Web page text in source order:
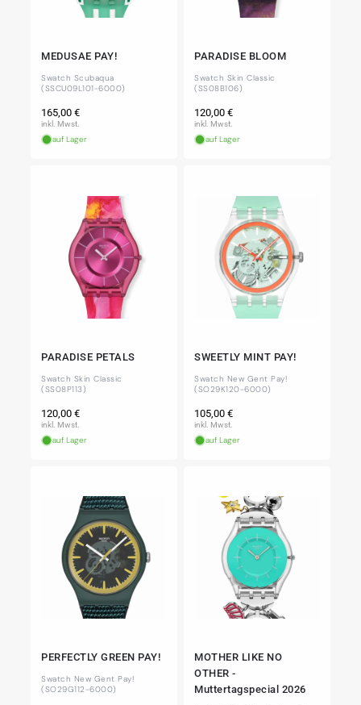
MEDUSAE PAY!
Swatch Scubaqua
(SSCU09L101-6000)
Normaler
Preis
165,00 €
inkl. Mwst.
auf Lager
PARADISE BLOOM
Swatch Skin Classic
(SS08B106)
Normaler
Preis
120,00 €
inkl. Mwst.
auf Lager
PARADISE PETALS
Swatch Skin Classic
(SS08P113)
Normaler
Preis
120,00 €
inkl. Mwst.
auf Lager
SWEETLY MINT PAY!
Swatch New Gent Pay!
(SO29K120-6000)
Normaler
Preis
105,00 €
inkl. Mwst.
auf Lager
PERFECTLY GREEN PAY!
Swatch New Gent Pay!
(SO29G112-6000)
MOTHER LIKE NO
OTHER -
Muttertagspecial 2026